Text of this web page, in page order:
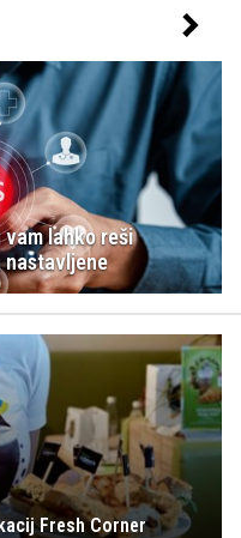
lahko reši
nastavljene
Fresh Corner